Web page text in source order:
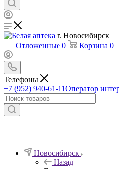
г. Новосибирск
Отложенные 0 Корзина 0
Телефоны
+7 (952) 940-61-11Оператор
Новосибирск
Назад